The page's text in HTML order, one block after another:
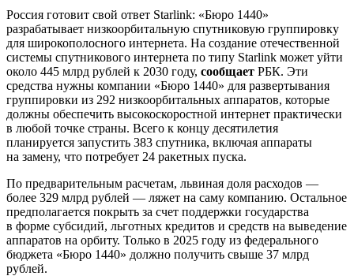
Россия готовит свой ответ Starlink: «Бюро 1440»
разрабатывает низкоорбитальную спутниковую группировку
для широкополосного интернета. На создание отечественной
системы спутникового интернета по типу Starlink может уйти
около 445 млрд рублей к 2030 году, сообщает РБК. Эти
средства нужны компании «Бюро 1440» для развертывания
группировки из 292 низкоорбитальных аппаратов, которые
должны обеспечить высокоскоростной интернет практически
в любой точке страны. Всего к концу десятилетия
планируется запустить 383 спутника, включая аппараты
на замену, что потребует 24 ракетных пуска.
По предварительным расчетам, львиная доля расходов —
более 329 млрд рублей — ляжет на саму компанию. Остальное
предполагается покрыть за счет поддержки государства
в форме субсидий, льготных кредитов и средств на выведение
аппаратов на орбиту. Только в 2025 году из федерального
бюджета «Бюро 1440» должно получить свыше 37 млрд
рублей.